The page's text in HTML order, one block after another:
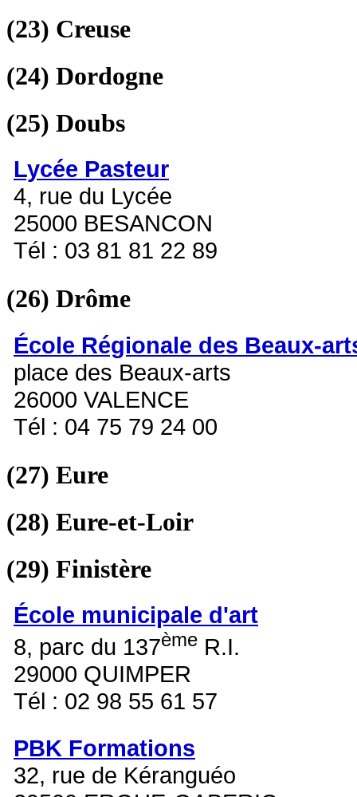
(23) Creuse
(24) Dordogne
(25) Doubs
Lycée Pasteur
4, rue du Lycée
25000 BESANCON
Tél : 03 81 81 22 89
(26) Drôme
École Régionale des Beaux-
place des Beaux-arts
26000 VALENCE
Tél : 04 75 79 24 00
(27) Eure
(28) Eure-et-Loir
(29) Finistère
École municipale d'art
8, parc du 137ème R.I.
29000 QUIMPER
Tél : 02 98 55 61 57
PBK Formations
32, rue de Kéranguéo